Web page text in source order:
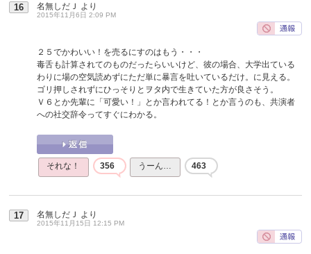
16 名無しだＪ より
2015年11月6日 2:09 PM
２５でかわいい！を売るにすのはもう・・・
毒舌も計算されてのものだったらいいけど、彼の場合、大学出ている
わりに場の空気読めずにただ単に暴言を吐いているだけ。に見える。
ゴリ押しされずにひっそりとヲタ内で生きていた方が良さそう。
Ｖ６とか先輩に「可愛い！」とか言われてる！とか言うのも、共演者
への社交辞令ってすぐにわかる。
それな！ 356 うーん… 463
17 名無しだＪ より
2015年11月15日 12:15 PM